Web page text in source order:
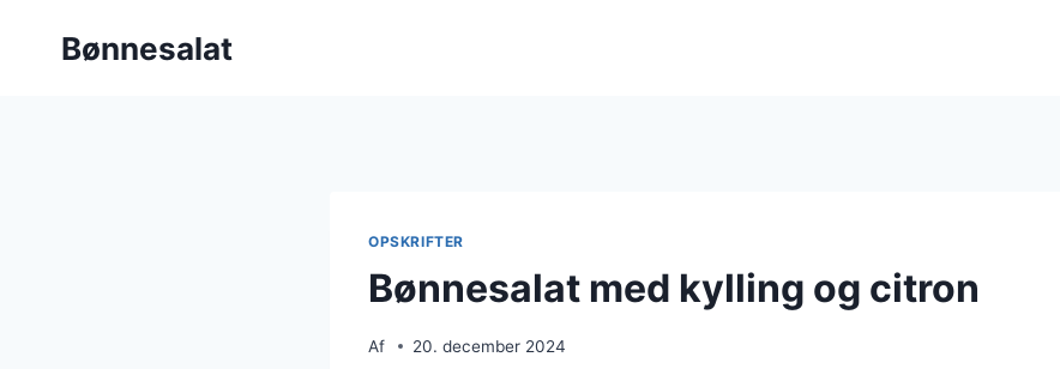
Bønnesalat
OPSKRIFTER
Bønnesalat med kylling og citron
Af 20. december 2024